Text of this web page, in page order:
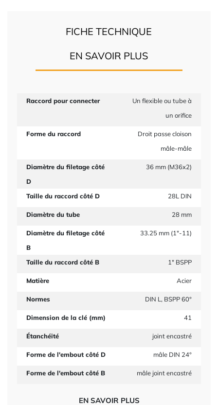
FICHE TECHNIQUE
EN SAVOIR PLUS
Raccord pour connecter
Un flexible ou tube à
un orifice
Forme du raccord
Droit passe cloison
mâle-mâle
Diamètre du filetage côté
D
36 mm (M36x2)
Taille du raccord côté D 28L DIN
Diamètre du tube 28 mm
Diamètre du filetage côté
B
33.25 mm (1"-11)
Taille du raccord côté B 1" BSPP
Matière Acier
Normes DIN L, BSPP 60°
Dimension de la clé (mm) 41
Étanchéité joint encastré
Forme de l'embout côté D mâle DIN 24°
Forme de l'embout côté B mâle joint encastré
EN SAVOIR PLUS